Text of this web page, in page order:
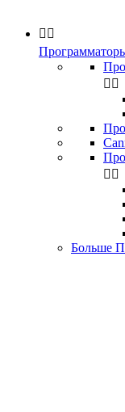
 
 
 
Больше